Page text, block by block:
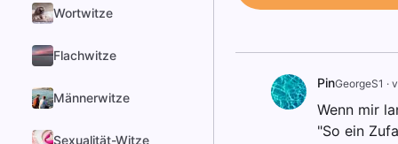
Wortwitze
Flachwitze
Männerwitze
Sexualität-Witze
PinGeorgeS1 ·
Wenn mir
"So ein